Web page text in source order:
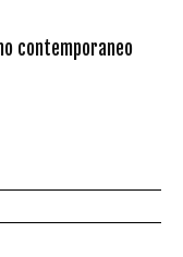
contemporaneo